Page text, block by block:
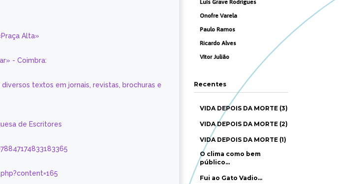
Alta»
- Coimbra:
textos em jornais, revistas, brochuras e
de Escritores
Luís Grave Rodrigues
Onofre Varela
Paulo Ramos
Ricardo Alves
Vítor Julião
Recentes
VIDA DEPOIS DA MORTE (3)
VIDA DEPOIS DA MORTE (2)
VIDA DEPOIS DA MORTE (1)
O clima como bem
público…
Fui ao Gato Vadio…